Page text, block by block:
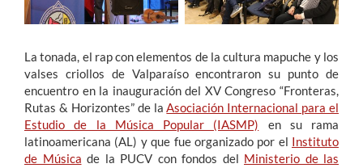
Académicos
Alumni
English
La tonada, el rap con elementos de la cultura mapuche y los
valses criollos de Valparaíso encontraron su punto de
encuentro en la inauguración del XV Congreso “Fronteras,
Rutas & Horizontes” de laAsociación Internacional para el
Estudio de la Música Popular (IASMP) en su rama
latinoamericana (AL) y que fue organizado por el Instituto
de Música de la PUCV con fondos del Ministerio de las